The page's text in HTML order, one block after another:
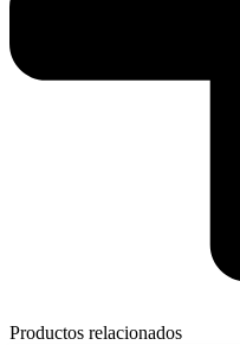
Productos relacionados